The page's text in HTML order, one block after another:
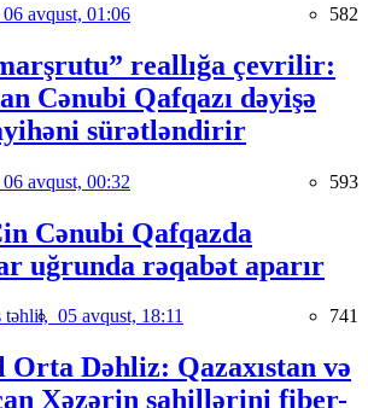
06 avqust, 01:06 582
reallığa çevrilir:
Cənubi Qafqazı dəyişə
sürətləndirir
06 avqust, 00:32 593
Cənubi Qafqazda
uğrunda rəqabət aparır
təhlil, 05 avqust, 18:11 741
Orta Dəhliz: Qazaxıstan və
Xəzərin sahillərini fiber-